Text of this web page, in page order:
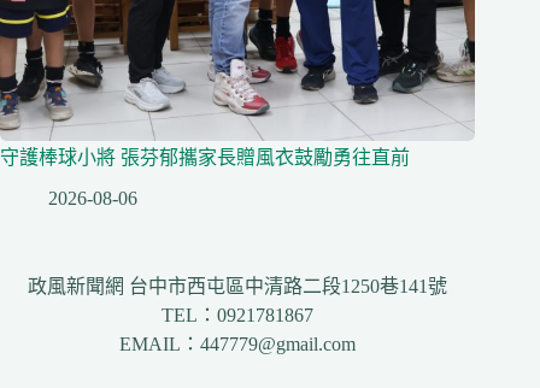
守護棒球小將 張芬郁攜家長贈風衣鼓勵勇往直前
2026-08-06
政風新聞網 台中市西屯區中清路二段1250巷141號
TEL：0921781867
EMAIL：447779@gmail.com